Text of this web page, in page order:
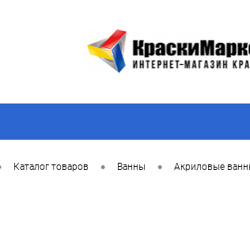
Каталог товаров • Ванны • Акриловые